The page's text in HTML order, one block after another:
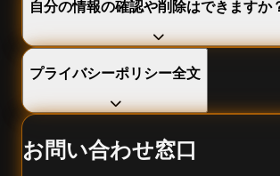
自分の情報の確認や削除はできますか
プライバシーポリシー全文
お問い合わせ窓口